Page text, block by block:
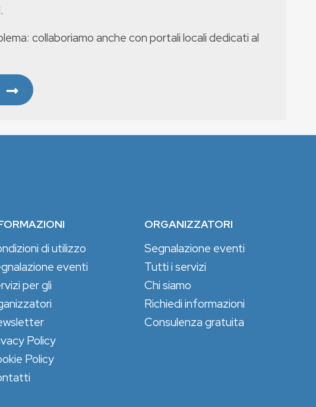
collaboriamo anche con portali locali dedicati al
di utilizzo
eventi
per gli
Policy
Policy
ORGANIZZATORI
Segnalazione eventi
Tutti i servizi
Chi siamo
Richiedi informazioni
Consulenza gratuita